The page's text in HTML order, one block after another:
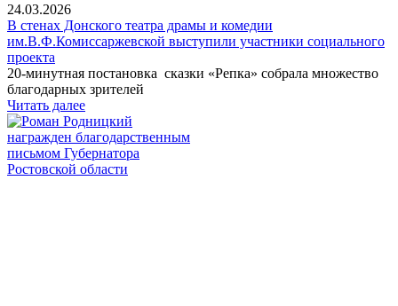
24.03.2026
В стенах Донского театра драмы и комедии
им.В.Ф.Комиссаржевской выступили участники социального
проекта
20-минутная постановка сказки «Репка» собрала множество
благодарных зрителей
Читать далее